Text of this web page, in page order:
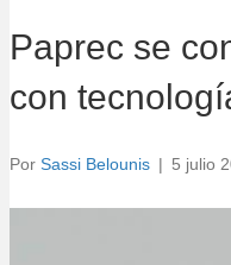
Paprec se
con
Por Sassi Belounis | 5 julio